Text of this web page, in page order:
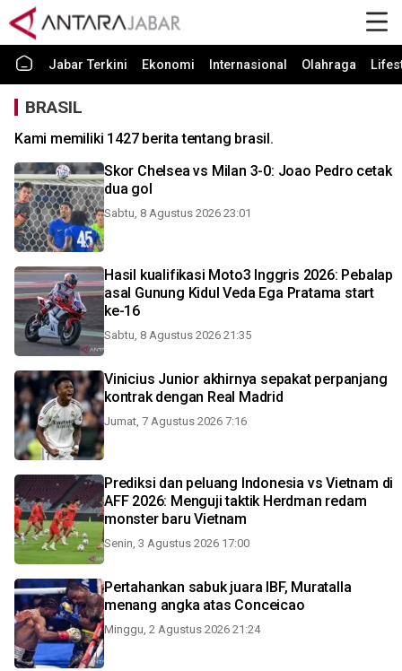
Jabar Terkini Ekonomi Internasional Olahraga
BRASIL
Kami memiliki 1427 berita tentang brasil.
Skor Chelsea vs Milan 3-0: Joao Pedro cetak
dua gol
Sabtu, 8 Agustus 2026 23:01
Hasil kualifikasi Moto3 Inggris 2026: Pebalap
asal Gunung Kidul Veda Ega Pratama start
ke-16
Sabtu, 8 Agustus 2026 21:35
Vinicius Junior akhirnya sepakat perpanjang
kontrak dengan Real Madrid
Jumat, 7 Agustus 2026 7:16
Prediksi dan peluang Indonesia vs Vietnam di
AFF 2026: Menguji taktik Herdman redam
monster baru Vietnam
Senin, 3 Agustus 2026 17:00
Pertahankan sabuk juara IBF, Muratalla
menang angka atas Conceicao
Minggu, 2 Agustus 2026 21:24